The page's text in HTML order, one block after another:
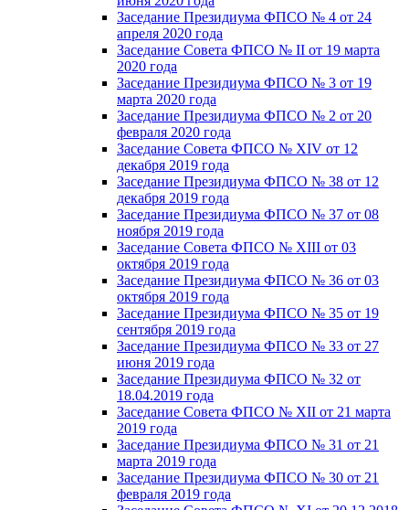
Заседание Президиума ФПСО № 4 от 24
апреля 2020 года
Заседание Совета ФПСО № II от 19 марта
2020 года
Заседание Президиума ФПСО № 3 от 19
марта 2020 года
Заседание Президиума ФПСО № 2 от 20
февраля 2020 года
Заседание Совета ФПСО № XIV от 12
декабря 2019 года
Заседание Президиума ФПСО № 38 от 12
декабря 2019 года
Заседание Президиума ФПСО № 37 от 08
ноября 2019 года
Заседание Совета ФПСО № XIII от 03
октября 2019 года
Заседание Президиума ФПСО № 36 от 03
октября 2019 года
Заседание Президиума ФПСО № 35 от 19
сентября 2019 года
Заседание Президиума ФПСО № 33 от 27
июня 2019 года
Заседание Президиума ФПСО № 32 от
18.04.2019 года
Заседание Совета ФПСО № XII от 21 марта
2019 года
Заседание Президиума ФПСО № 31 от 21
марта 2019 года
Заседание Президиума ФПСО № 30 от 21
февраля 2019 года